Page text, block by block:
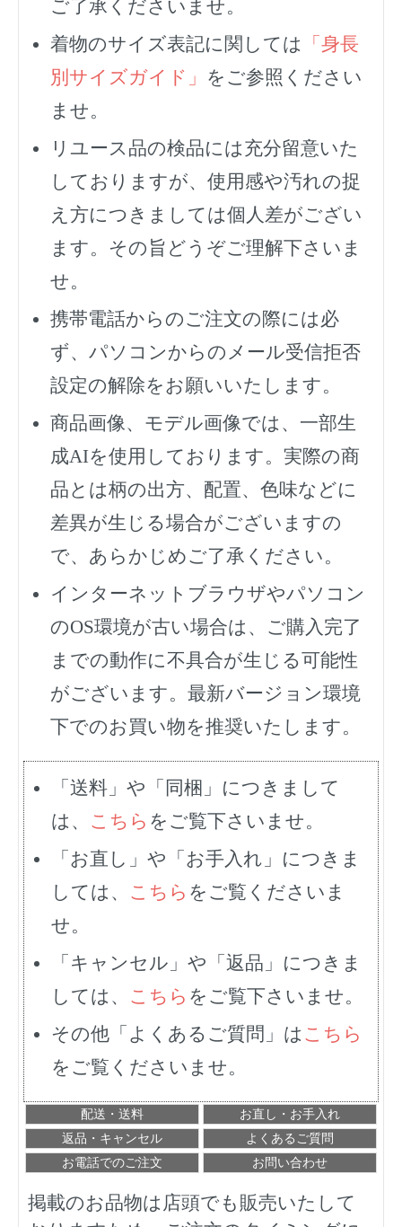
ご了承くださいませ。
着物のサイズ表記に関しては
「身長
別サイズガイド」 をご参照ください
ませ。
リユース品の検品には充分留意いた
しておりますが、使用感や汚れの捉
え方につきましては個人差がござい
ます。その旨どうぞご理解下さいま
せ。
携帯電話からのご注文の際には必
ず、 パソコンからのメール受信拒否
設定の解除をお願いいたします。
商品画像、モデル画像では、一部生
成AIを使用しております。実際の商
品とは柄の出方、配置、色味などに
差異が生じる場合がございますの
で、あらかじめご了承ください。
インターネットブラウザやパソコン
のOS環境が古い場合は、ご購入完了
までの動作に不具合が生じる可能性
がございます。最新バージョン環境
下でのお買い物を推奨いたします。
「送料」や「同梱」につきまして
は、 こちら をご覧下さいませ。
「お直し」や「お手入れ」につきま
しては、 こちら をご覧くださいま
せ。
「キャンセル」や「返品」につきま
しては、 こちら をご覧下さいませ。
その他「よくあるご質問」は こちら
をご覧くださいませ。
配送・送料
お直し・お手入れ
返品・キャンセル
よくあるご質問
お電話でのご注文
お問い合わせ
掲載のお品物は店頭でも販売いたして